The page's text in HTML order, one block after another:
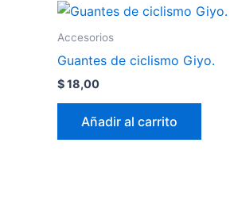
Accesorios
Guantes de ciclismo Giyo.
$18,00
Añadir al carrito